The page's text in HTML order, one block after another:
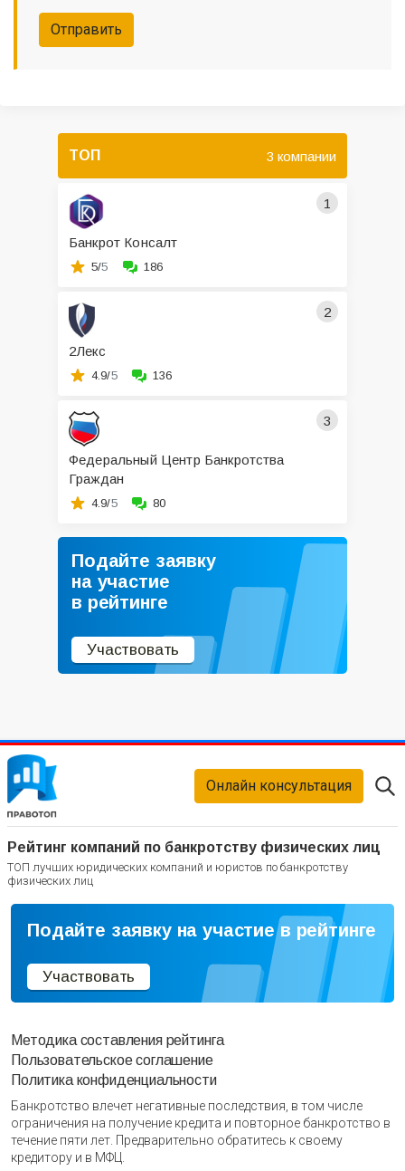
Отправить
ТОП 3 компании
1
Банкрот Консалт
5/5 186
2
2Лекс
4.9/5 136
3
Федеральный Центр Банкротства
Граждан
4.9/5 80
Подайте заявку
на участие
в рейтинге
Участвовать
Рейтинг компаний по банкротству физических лиц
ТОП лучших юридических компаний и юристов по банкротству
физических лиц
Онлайн консультация
Подайте заявку на участие в рейтинге
Участвовать
Методика составления рейтинга
Пользовательское соглашение
Политика конфиденциальности
Банкротство влечет негативные последствия, в том числе
ограничения на получение кредита и повторное банкротство в
течение пяти лет. Предварительно обратитесь к своему
кредитору и в МФЦ.